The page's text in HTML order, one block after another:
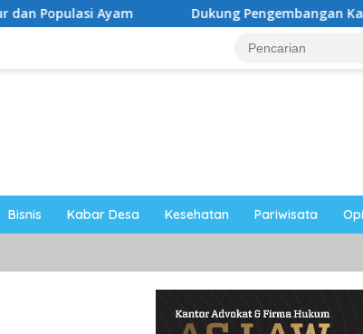
Dukung Pengembangan Kampus UNESA
Bisnis Kabar Desa Kesehatan Pariwisata